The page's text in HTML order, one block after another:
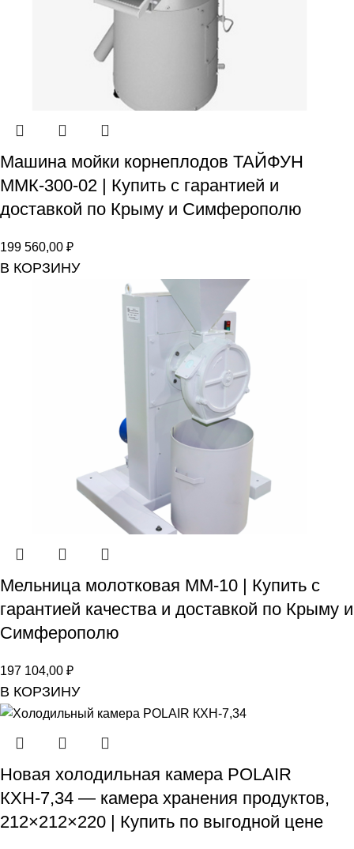
Машина мойки корнеплодов ТАЙФУН
ММК-300-02 | Купить с гарантией и
доставкой по Крыму и Симферополю
199 560,00 ₽
В КОРЗИНУ
Мельница молотковая ММ-10 | Купить с
гарантией качества и доставкой по Крыму и
Симферополю
197 104,00 ₽
В КОРЗИНУ
Новая холодильная камера POLAIR
КХН-7,34 — камера хранения продуктов,
212×212×220 | Купить по выгодной цене